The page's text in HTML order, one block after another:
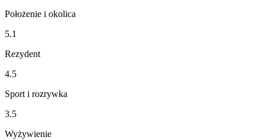
Położenie i okolica
5.1
Rezydent
4.5
Sport i rozrywka
3.5
Wyżywienie